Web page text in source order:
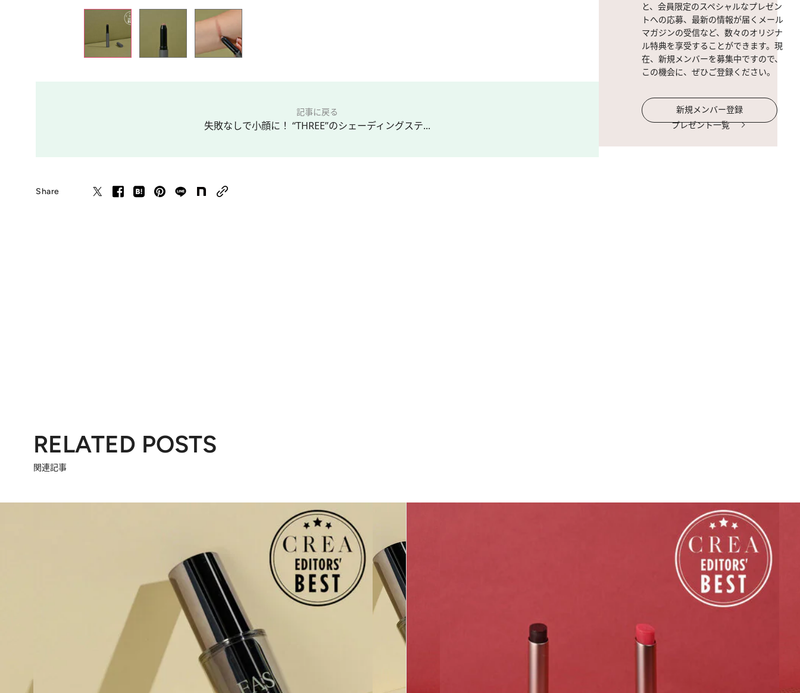
記事に戻る
失敗なしで小顔に！ “THREE”のシェーディングステ...
Share
と、会員限定のスペシャルなプレゼン
トへの応募、最新の情報が届くメール
マガジンの受信など、数々のオリジナ
ル特典を享受することができます。現
在、新規メンバーを募集中ですので、
この機会に、ぜひご登録ください。
新規メンバー登録
プレゼント一覧
RELATED POSTS
関連記事